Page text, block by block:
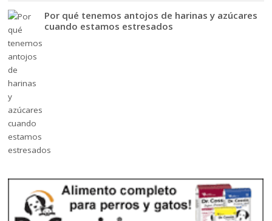
Por qué tenemos antojos de harinas y azúcares
cuando estamos estresados